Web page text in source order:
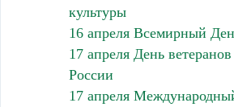
культуры
16 апреля Всемирный
17 апреля День
России
17 апреля